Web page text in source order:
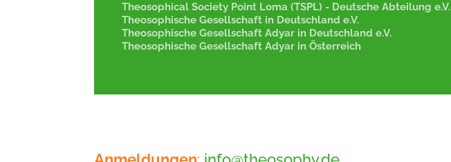
Theosophical Society Point Loma (TSPL) - Deutsche Abteilung e.V.
Theosophische Gesellschaft in Deutschland e.V.
Theosophische Gesellschaft Adyar in Deutschland e.V.
Theosophische Gesellschaft Adyar in Österreich